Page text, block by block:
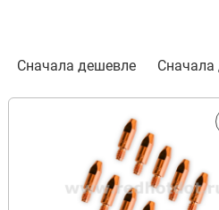
Сначала дешевле
Фильтр